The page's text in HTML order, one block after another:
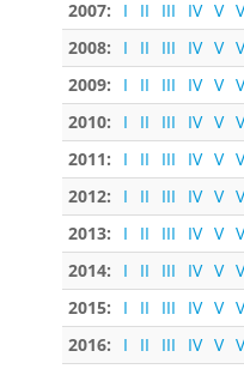
2007:
I II III IV V
2008:
I II III IV V
2009:
I II III IV V
2010:
I II III IV V
2011:
I II III IV V
2012:
I II III IV V
2013:
I II III IV V
2014:
I II III IV V
2015:
I II III IV V
2016:
I II III IV V